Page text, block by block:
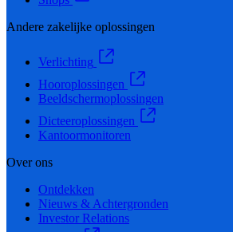
Andere zakelijke oplossingen
Verlichting
Hooroplossingen
Beeldschermoplossingen
Dicteeroplossingen
Kantoormonitoren
Over ons
Ontdekken
Nieuws & Achtergronden
Investor Relations